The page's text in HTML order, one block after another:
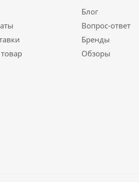
Блог
Вопрос-ответ
Бренды
Обзоры